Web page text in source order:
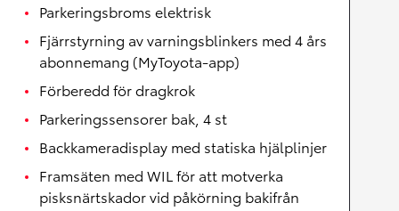
Parkeringsbroms elektrisk
Fjärrstyrning av varningsblinkers med 4 års
abonnemang (MyToyota-app)
Förberedd för dragkrok
Parkeringssensorer bak, 4 st
Backkameradisplay med statiska hjälplinjer
Framsäten med WIL för att motverka
pisksnärtskador vid påkörning bakifrån